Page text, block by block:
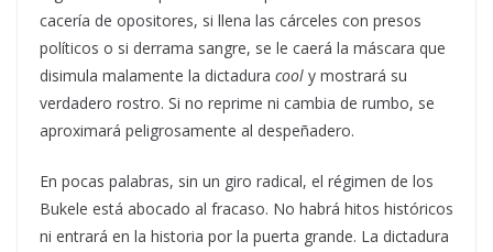
cacería de opositores, si llena las cárceles con presos
políticos o si derrama sangre, se le caerá la máscara que
disimula malamente la dictadura cool y mostrará su
verdadero rostro. Si no reprime ni cambia de rumbo, se
aproximará peligrosamente al despeñadero.
En pocas palabras, sin un giro radical, el régimen de los
Bukele está abocado al fracaso. No habrá hitos históricos
ni entrará en la historia por la puerta grande. La dictadura